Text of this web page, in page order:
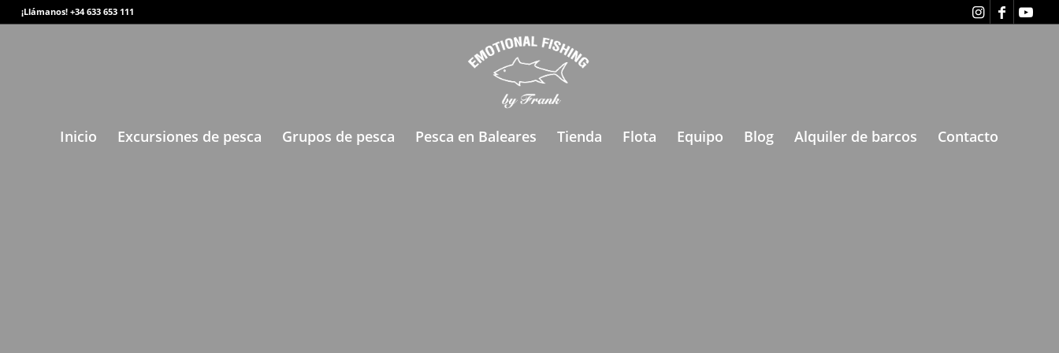
¡Llámanos! +34 633 653 111
Inicio Excursiones de pesca Grupos de pesca Pesca en Baleares Tienda Flota Equipo Blog Alquiler de barcos Contacto